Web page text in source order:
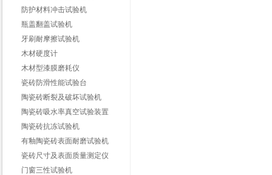
防护材料冲击试验机
瓶盖翻盖试验机
牙刷耐摩擦试验机
木材硬度计
木材型漆膜磨耗仪
瓷砖防滑性能试验台
陶瓷砖断裂及破坏试验机
陶瓷砖吸水率真空试验装置
陶瓷砖抗冻试验机
有釉陶瓷砖表面耐磨试验机
瓷砖尺寸及表面质量测定仪
门窗三性试验机